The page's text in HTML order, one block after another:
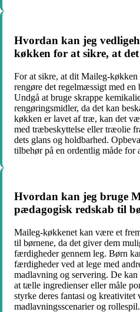
Hvordan kan jeg
køkken for at sikre, at
For at sikre, at dit Maileg-
rengøre det regelmæssigt med
Undgå at bruge skrappe
rengøringsmidler, da det kan
køkken er lavet af træ, kan det
med træbeskyttelse eller træolie
dets glans og holdbarhed.
tilbehør på en ordentlig måde for
Hvordan kan jeg bruge
pædagogisk redskab til
Maileg-køkkenet kan være et
til børnene, da det giver dem
færdigheder gennem leg. Børn
færdigheder ved at lege med
madlavning og servering. De
at tælle ingredienser eller måle
styrke deres fantasi og
madlavningsscenarier og rollespil.